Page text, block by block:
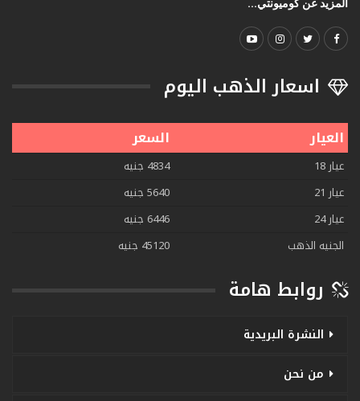
المزيد عن كوميونتي...
اسعار الذهب اليوم
العيار السعر
عيار 18
4834 جنيه
عيار 21
5640 جنيه
عيار 24
6446 جنيه
الجنيه الذهب
45120 جنيه
روابط هامة
النشرة البريدية
من نحن